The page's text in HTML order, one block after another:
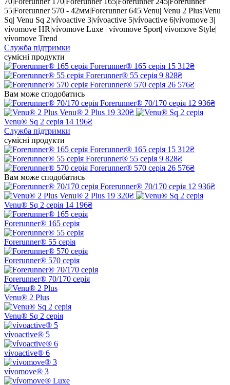
55|Forerunner 570 - 42мм|Forerunner 645|Venu| Venu 2 Plus|Venu
Sq| Venu Sq 2|vívoactive 3|vívoactive 5|vívoactive 6|vívomove 3|
vívomove HR|vívomove Luxe | vívomove Sport| vívomove Style|
vívomove Trend
Служба підтримки
сумісні продукти
Forerunner® 165 серія 15 312₴
Forerunner® 55 серія 9 828₴
Forerunner® 570 серія 26 576₴
Вам може сподобатись
Forerunner® 70/170 серія 12 936₴
Venu® 2 Plus 19 320₴
Venu® Sq 2 серія 14 196₴
Служба підтримки
сумісні продукти
Forerunner® 165 серія 15 312₴
Forerunner® 55 серія 9 828₴
Forerunner® 570 серія 26 576₴
Вам може сподобатись
Forerunner® 70/170 серія 12 936₴
Venu® 2 Plus 19 320₴
Venu® Sq 2 серія 14 196₴
Forerunner® 165 серія
Forerunner® 55 серія
Forerunner® 570 серія
Forerunner® 70/170 серія
Venu® 2 Plus
Venu® Sq 2 серія
vívoactive® 5
vívoactive® 6
vívomove® 3